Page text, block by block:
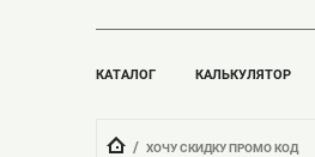
КАТАЛОГ КАЛЬКУЛЯТОР
  /
ХОЧУ СКИДКУ ПРОМО КОД